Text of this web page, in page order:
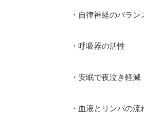
・自律神経のバラン
・呼吸器の活性
・安眠で夜泣き軽減
・血液とリンパの流